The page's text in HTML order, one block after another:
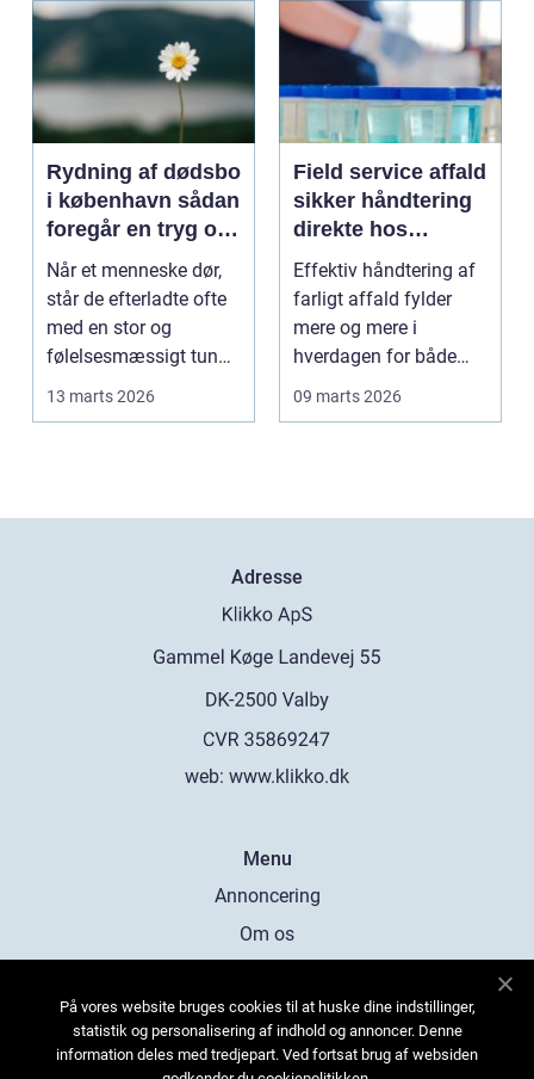
Rydning af dødsbo
i københavn sådan
foregår en tryg og
effektiv proces
Når et menneske dør,
står de efterladte ofte
med en stor og
følelsesmæssigt tung
opgave: at få rydde...
13 marts 2026
Field service affald
sikker håndtering
direkte hos
virksomheden
Effektiv håndtering af
farligt affald fylder
mere og mere i
hverdagen for både
produktionsvirksomhe
09 marts 2026
Adresse
web: www.klikko.dk
Menu
Annoncering
Om os
Kontakt os
Sitemap
På vores website bruges cookies til at huske dine indstillinger,
statistik og personalisering af indhold og annoncer. Denne
information deles med tredjepart. Ved fortsat brug af websiden